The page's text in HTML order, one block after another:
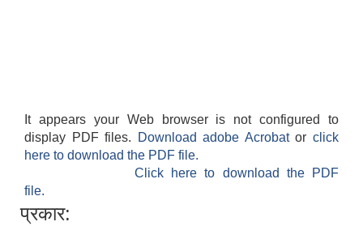
It appears your Web browser is not configured to
display PDF files.
Download adobe Acrobatorclick
here to download the PDF file.
Click here to download the PDF
file.
प्रकार: